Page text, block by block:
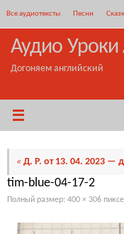
содержимому
Все аудиотексты Песни
Аудио Уроки
Догоняем английский
« Д. Р. от 13. 04. 2023 —
tim-blue-04-17-2
Полный размер: 400 × 306